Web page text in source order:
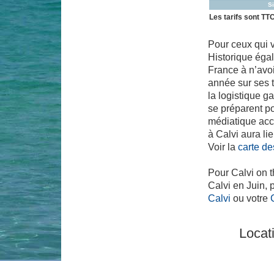
Les tarifs sont
Pour ceux qui
Historique
France à
année sur ses
la logistique
se préparent
médiatique
à Calvi aura
Voir la carte
Pour Calvi on
Calvi en Juin,
Calvi ou votre